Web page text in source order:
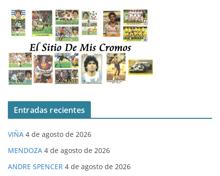
Entradas recientes
VIÑA 4 de agosto de 2026
MENDOZA 4 de agosto de 2026
ANDRE SPENCER 4 de agosto de 2026